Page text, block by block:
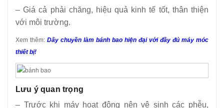
– Giá cả phải chăng, hiệu quả kinh tế tốt, thân thiện
với môi trường.
Xem thêm: Dây chuyền làm bánh bao hiện đại với đầy đủ máy móc
thiết bị!
Lưu ý quan trọng
– Trước khi máy hoạt động nên vệ sinh các phễu,